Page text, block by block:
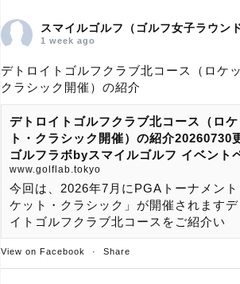
スマイルゴルフ（ゴルフ女子ラウン
1 week ago
デトロイトゴルフクラブ北コース（ロケッ
クラシック開催）の紹介
デトロイトゴルフクラブ北コース（ロケ
ト・クラシック開催）の紹介20260730
ゴルフラボbyスマイルゴルフ イベント
www.golflab.tokyo
今回は、2026年7月にPGAトーナメント
ケット・クラシック」が開催されますデ
イトゴルフクラブ北コースをご紹介い
View on Facebook · Share